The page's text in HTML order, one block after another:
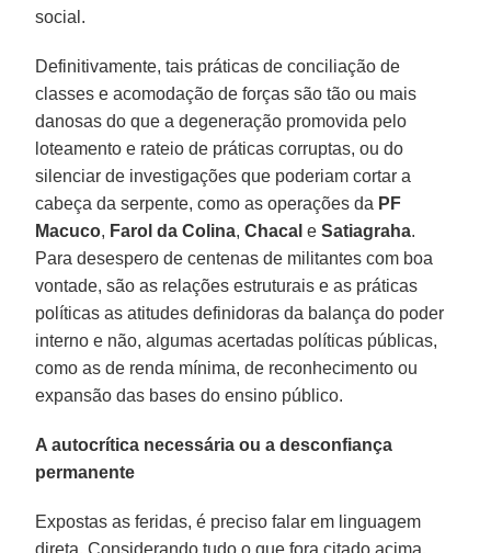
social.
Definitivamente, tais práticas de conciliação de
classes e acomodação de forças são tão ou mais
danosas do que a degeneração promovida pelo
loteamento e rateio de práticas corruptas, ou do
silenciar de investigações que poderiam cortar a
cabeça da serpente, como as operações da PF
Macuco, Farol da Colina,Chacal eSatiagraha.
Para desespero de centenas de militantes com boa
vontade, são as relações estruturais e as práticas
políticas as atitudes definidoras da balança do poder
interno e não, algumas acertadas políticas públicas,
como as de renda mínima, de reconhecimento ou
expansão das bases do ensino público.
A autocrítica necessária ou a desconfiança
permanente
Expostas as feridas, é preciso falar em linguagem
direta. Considerando tudo o que fora citado acima,